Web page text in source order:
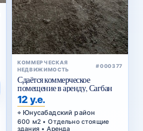
КОММЕРЧЕСКАЯ
НЕДВИЖИМОСТЬ
#000377
Сдаётся коммерческое
помещение в аренду, Сагбан
12 у.е.
Юнусабадский район
600 м2 • Отдельно стоящие
здания • Аренда